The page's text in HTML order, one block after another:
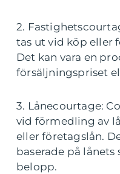
2.
tas ut vid köp eller
Det kan vara en
försäljningspriset
3. Lånecourtage:
vid förmedling av
eller företagslån.
baserade på lånets
belopp.